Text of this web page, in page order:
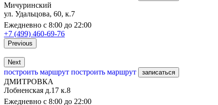
Мичуринский
ул. Удальцова, 60, к.7
Ежедневно с 8:00 до 22:00
+7 (499) 460-69-76
Previous
Next
построить маршрут построить маршрут записаться
ДМИТРОВКА
Лобненская д.17 к.8
Ежедневно с 8:00 до 22:00